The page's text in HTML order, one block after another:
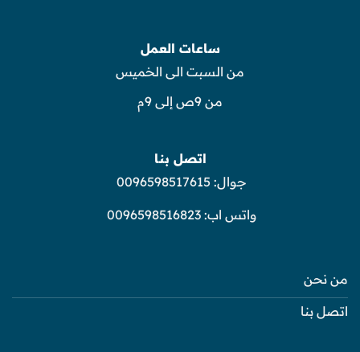
ساعات العمل
من السبت الى الخميس
من 9ص إلى 9م
اتصل بنا
جوال: 0096598517615
واتس اب:0096598516823
من نحن
اتصل بنا